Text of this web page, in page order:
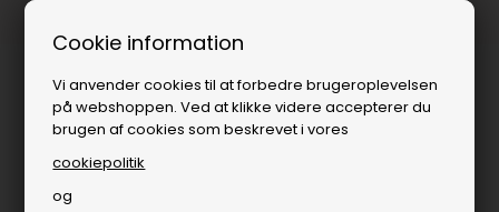
Cookie information
Vi anvender cookies til at forbedre brugeroplevelsen
på webshoppen. Ved at klikke videre accepterer du
brugen af cookies som beskrevet i vores
cookiepolitik
og